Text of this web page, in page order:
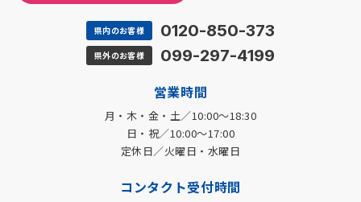
県内のお客様 0120-850-373
県外のお客様
099-297-4199
営業時間
月・木・金・土／10:00～18:30
日・祝／10:00～17:00
定休日／火曜日・水曜日
コンタクト受付時間